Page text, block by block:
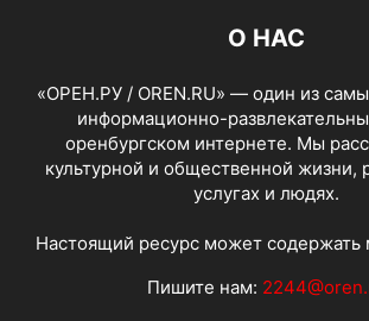
О НАС
«ОРЕН.РУ / OREN.RU» — один из
информационно-
оренбургском интернете. Мы
культурной и общественной жизни,
услугах и людях.
Настоящий ресурс может содержать
Пишите нам: